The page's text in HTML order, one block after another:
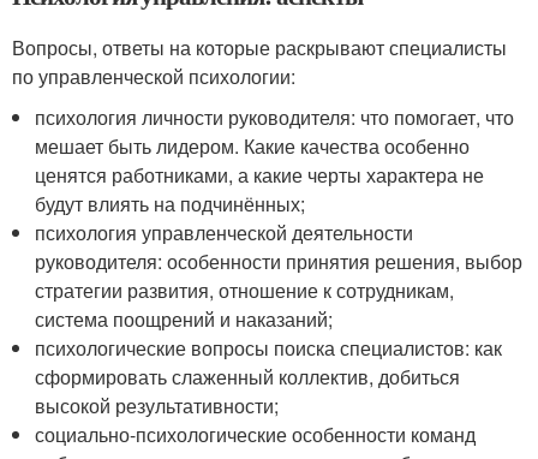
Вопросы, ответы на которые раскрывают специалисты
по управленческой психологии:
психология личности руководителя: что помогает, что
мешает быть лидером. Какие качества особенно
ценятся работниками, а какие черты характера не
будут влиять на подчинённых;
психология управленческой деятельности
руководителя: особенности принятия решения, выбор
стратегии развития, отношение к сотрудникам,
система поощрений и наказаний;
психологические вопросы поиска специалистов: как
сформировать слаженный коллектив, добиться
высокой результативности;
социально-психологические особенности команд